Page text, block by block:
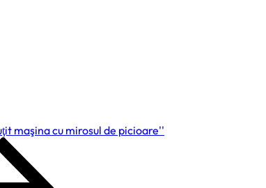
maşina cu mirosul de picioare''